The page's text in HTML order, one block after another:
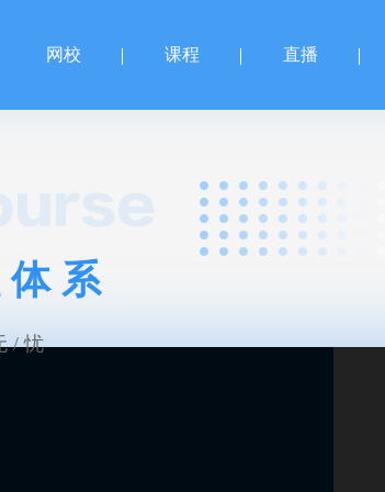
网校 课程 直播
系
/ 忧